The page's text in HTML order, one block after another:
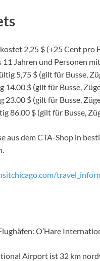
2,25 $ (+25 Cent pro
Jahren und Personen
5,75 $ (gilt für Busse,
14.00 $ (gilt für Busse,
23.00 $ (gilt für Busse,
86.00 $ (gilt für Busse,
aus dem CTA-Shop in
O’Hare
Airport ist 32 km